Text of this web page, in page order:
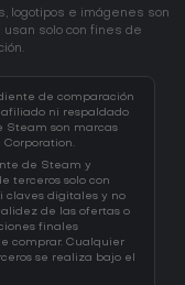
logotipos e imágenes son
solo con fines de
de comparación
ni respaldado
Steam son marcas
de Steam y
terceros solo con
claves digitales y no
de las ofertas o
finales
comprar. Cualquier
se realiza bajo el